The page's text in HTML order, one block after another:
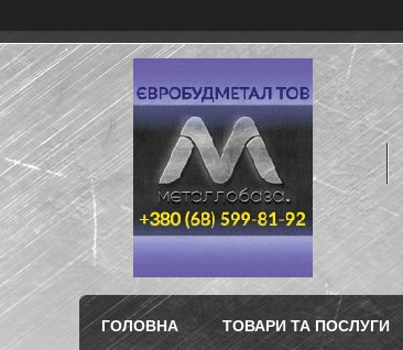
ГОЛОВНА ТОВАРИ ТА ПОСЛУГИ